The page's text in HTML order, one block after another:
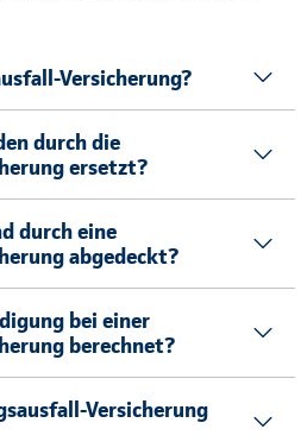
Versicherung?
durch die
ersetzt?
durch eine
abgedeckt?
bei einer
berechnet?
Versicherung